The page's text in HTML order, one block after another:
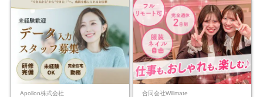
Apollon株式会社 合同会社Willmate